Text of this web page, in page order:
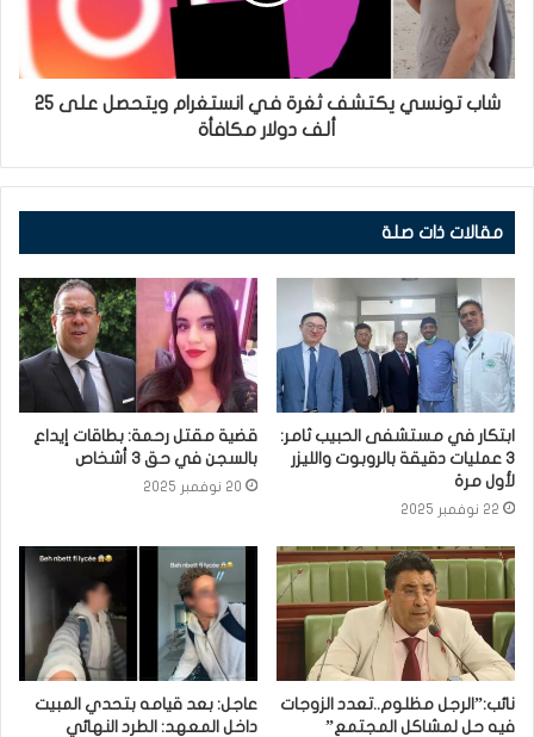
شاب تونسي يكتشف ثغرة في انستغرام ويتحصل على 25
ألف دولار مكافأة
مقالات ذات صلة
ابتكار في مستشفى الحبيب ثامر:
3 عمليات دقيقة بالروبوت والليزر
لأول مرة
22 نوفمبر 2025
قضية مقتل رحمة: بطاقات إيداع
بالسجن في حق 3 أشخاص
20 نوفمبر 2025
نائب:”الرجل مظلوم..تعدد الزوجات
فيه حل لمشاكل المجتمع”
عاجل: بعد قيامه بتحدي المبيت
داخل المعهد: الطرد النهائي